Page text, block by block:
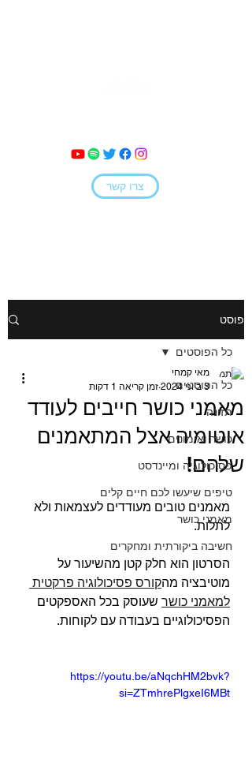
צרו קשר
פוסט
כל הפוסטים
תזונה
כושר ואימונים
פסיכולוגיה ומיינדסט
טיפים שיעשו לכם חיים קלים
מאמני כושר
חשיבה ביקורתית ומחקרים
כל הפוסטים
מאמני כושר חייבים לעודד
אוטומיה אצל המתאמנים
שלהם!
מאי קמחי
3 ביוני 2024
זמן קריאה 1 דקות
מאמנים טובים מעודדים לעצמאות ולא
לתלות.⁣
הסרטון הוא חלק קטן מהשיעור על
מוטיבציה מהקורס פסיכולוגיה פרקטית
למאמני כושר שעוסק בכל האספקטים
הפסיכולוגיים בעבודה עם לקוחות.
https://youtu.be/aNqchHM2bvk?
si=ZTmhrePlgxeI6MBt